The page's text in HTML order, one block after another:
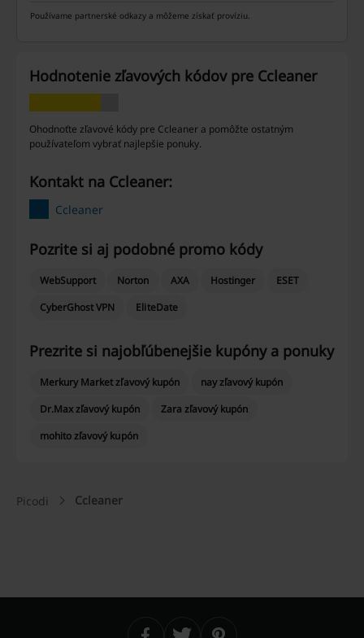
Používame partnerské odkazy a môžeme získať províziu.
Hodnotenie zľavových kódov pre Ccleaner
Ohodnoťte zľavové kódy pre Ccleaner a pomôžte ostatným
používateľom vybrať najlepšie ponuky.
Kontakt na Ccleaner:
Ccleaner
Pozrite si aj podobné promo kódy
WebSupport Norton AXA Hostinger
ESET
CyberGhost VPN
EliteDate
Prezrite si najobľúbenejšie kupóny a ponuky
Merkury Market zľavový kupón
nay zľavový kupón
Dr.Max zľavový kupón
Zara zľavový kupón
mohito zľavový kupón
Picodi Ccleaner